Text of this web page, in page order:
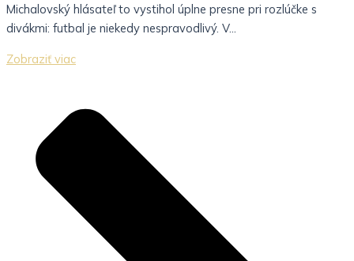
Michalovský hlásateľ to vystihol úplne presne pri rozlúčke s
divákmi: futbal je niekedy nespravodlivý. V...
Zobraziť viac